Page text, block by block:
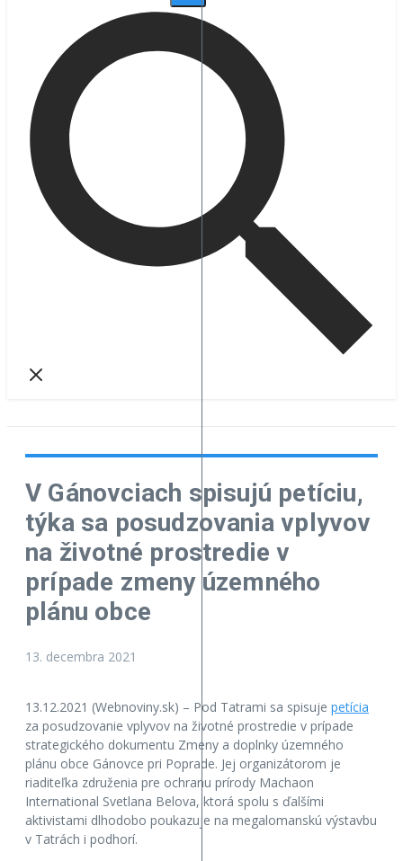
V Gánovciach spisujú petíciu,
týka sa posudzovania vplyvov
na životné prostredie v
prípade zmeny územného
plánu obce
13. decembra 2021
13.12.2021 (Webnoviny.sk) – Pod Tatrami sa spisuje petícia
za posudzovanie vplyvov na životné prostredie v prípade
strategického dokumentu Zmeny a doplnky územného
plánu obce Gánovce pri Poprade. Jej organizátorom je
riaditeľka združenia pre ochranu prírody Machaon
International Svetlana Belova, ktorá spolu s ďalšími
aktivistami dlhodobo poukazuje na megalomanskú výstavbu
v Tatrách i podhorí.